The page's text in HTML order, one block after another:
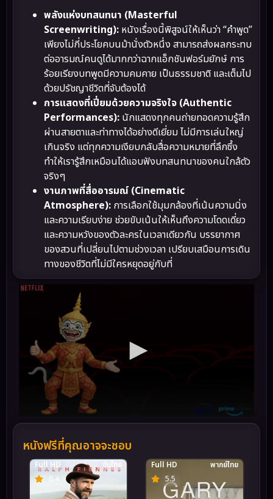
พลังแห่งบทสนทนา (Masterful
Screenwriting): หนังเรื่องนี้พิสูจน์ให้เห็นว่า “คำพูด”
เพียงไม่กี่ประโยคบนม้านั่งตัวหนึ่ง สามารถส่งผลกระทบ
ต่ออารมณ์คนดูได้มากกว่าฉากแอ็กชันฟอร์มยักษ์ การ
ร้อยเรียงบทพูดมีความคมคาย เป็นธรรมชาติ และเต็มไป
ด้วยปรัชญาชีวิตที่จับต้องได้
การแสดงที่เปี่ยมด้วยความจริงใจ (Authentic
Performances): นักแสดงทุกคนถ่ายทอดความรู้สึก
ผ่านสายตาและท่าทางได้อย่างดีเยี่ยม ไม่มีการเล่นใหญ่
เกินจริง แต่ทุกความเงียบกลับสื่อความหมายที่ลึกซึ้ง
ทำให้เรารู้สึกเหมือนได้แอบฟังบทสนทนาของคนใกล้ตัว
จริงๆ
งานภาพที่สื่ออารมณ์ (Cinematic
Atmosphere): การเลือกใช้มุมกล้องที่เน้นความนิ่ง
และความเรียบง่าย ช่วยขับเน้นให้เห็นถึงความโดดเดี่ยว
และความหวังของตัวละครในเวลาเดียวกัน บรรยากาศ
ของสวนที่เปลี่ยนไปตามช่วงเวลา เปรียบเสมือนการเดิน
ทางของชีวิตที่ไม่มีใครหยุดอยู่กับที่
หนังฟรีที่คุณอาจจะชอบ
6.4
Full HD
ซับไทย
5.5
Full HD พากย์ไทย